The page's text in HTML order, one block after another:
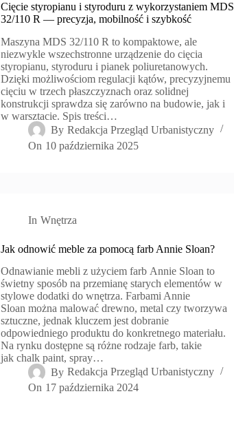
Cięcie styropianu i styroduru z wykorzystaniem MDS
32/110 R — precyzja, mobilność i szybkość
Maszyna MDS 32/110 R to kompaktowe, ale
niezwykle wszechstronne urządzenie do cięcia
styropianu, styroduru i pianek poliuretanowych.
Dzięki możliwościom regulacji kątów, precyzyjnemu
cięciu w trzech płaszczyznach oraz solidnej
konstrukcji sprawdza się zarówno na budowie, jak i
w warsztacie. Spis treści…
By Redakcja Przegląd Urbanistyczny
On 10 października 2025
In Wnętrza
Jak odnowić meble za pomocą farb Annie Sloan?
Odnawianie mebli z użyciem farb Annie Sloan to
świetny sposób na przemianę starych elementów w
stylowe dodatki do wnętrza. Farbami Annie
Sloan można malować drewno, metal czy tworzywa
sztuczne, jednak kluczem jest dobranie
odpowiedniego produktu do konkretnego materiału.
Na rynku dostępne są różne rodzaje farb, takie
jak chalk paint, spray…
By Redakcja Przegląd Urbanistyczny
On 17 października 2024